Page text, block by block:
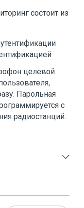
состоит из
целевой
Парольная
с
радиостанций.